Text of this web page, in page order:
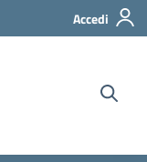
Accedi